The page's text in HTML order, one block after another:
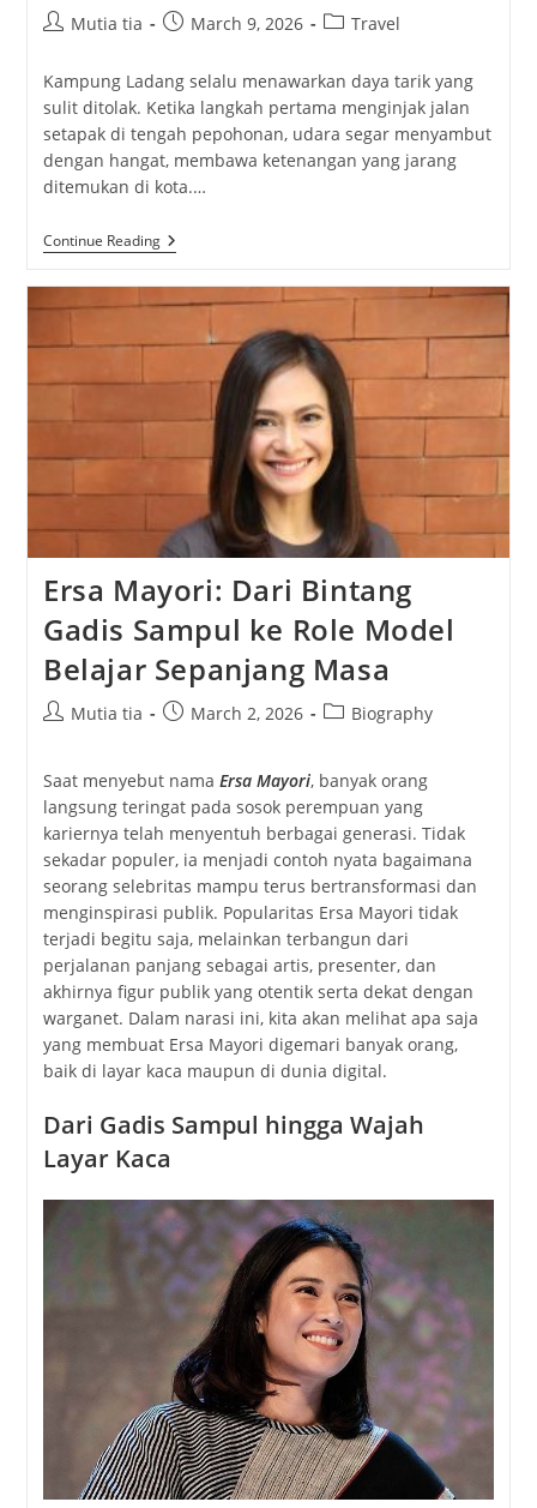
PostMutia tia
PostMarch 9, 2026
PostTravel
Kampung Ladang selalu menawarkan daya tarik yang
sulit ditolak. Ketika langkah pertama menginjak jalan
setapak di tengah pepohonan, udara segar menyambut
dengan hangat, membawa ketenangan yang jarang
ditemukan di kota.…
Continue ReadingKampung
Ladang:
Alam
Kehidupan
Sederhana
Ersa Mayori: Dari Bintang
Gadis Sampul ke Role Model
Belajar Sepanjang Masa
PostMutia tia
PostMarch 2, 2026
PostBiography
Saat menyebut nama Ersa Mayori, banyak orang
langsung teringat pada sosok perempuan yang
kariernya telah menyentuh berbagai generasi. Tidak
sekadar populer, ia menjadi contoh nyata bagaimana
seorang selebritas mampu terus bertransformasi dan
menginspirasi publik. Popularitas Ersa Mayori tidak
terjadi begitu saja, melainkan terbangun dari
perjalanan panjang sebagai artis, presenter, dan
akhirnya figur publik yang otentik serta dekat dengan
warganet. Dalam narasi ini, kita akan melihat apa saja
yang membuat Ersa Mayori digemari banyak orang,
baik di layar kaca maupun di dunia digital.
Dari Gadis Sampul hingga Wajah
Layar Kaca